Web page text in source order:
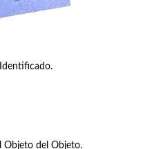
Objeto del Objeto.